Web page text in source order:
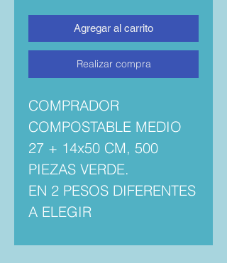
Agregar al carrito
Realizar compra
COMPRADOR
COMPOSTABLE MEDIO
27 + 14x50 CM, 500
PIEZAS VERDE.
EN 2 PESOS DIFERENTES
A ELEGIR